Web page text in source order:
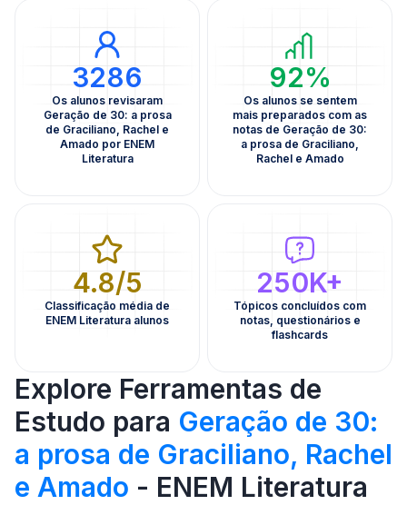
3286
Os alunos revisaram
Geração de 30: a prosa
de Graciliano, Rachel e
Amado por ENEM
Literatura
92%
Os alunos se sentem
mais preparados com as
notas de Geração de 30:
a prosa de Graciliano,
Rachel e Amado
4.8/5
Classificação média de
ENEM Literatura alunos
250K+
Tópicos concluídos com
notas, questionários e
flashcards
Explore Ferramentas de
Estudo para Geração de 30:
a prosa de Graciliano, Rachel
e Amado - ENEM Literatura